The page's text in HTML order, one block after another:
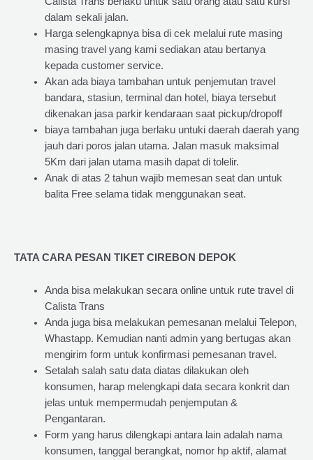
dalam sekali jalan.
Harga selengkapnya bisa di cek melalui rute masing
masing travel yang kami sediakan atau bertanya
kepada customer service.
Akan ada biaya tambahan untuk penjemutan travel
bandara, stasiun, terminal dan hotel, biaya tersebut
dikenakan jasa parkir kendaraan saat pickup/dropoff
biaya tambahan juga berlaku untuki daerah daerah yang
jauh dari poros jalan utama. Jalan masuk maksimal
5Km dari jalan utama masih dapat di tolelir.
Anak di atas 2 tahun wajib memesan seat dan untuk
balita Free selama tidak menggunakan seat.
TATA CARA PESAN TIKET CIREBON DEPOK
Anda bisa melakukan secara online untuk rute travel di
Calista Trans
Anda juga bisa melakukan pemesanan melalui Telepon,
Whastapp. Kemudian nanti admin yang bertugas akan
mengirim form untuk konfirmasi pemesanan travel.
Setalah salah satu data diatas dilakukan oleh
konsumen, harap melengkapi data secara konkrit dan
jelas untuk mempermudah penjemputan &
Pengantaran.
Form yang harus dilengkapi antara lain adalah nama
konsumen, tanggal berangkat, nomor hp aktif, alamat